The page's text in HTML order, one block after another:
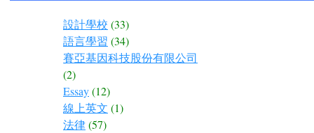
設計學校 (33)
語言學習 (34)
賽亞基因科技股份有限公司
(2)
Essay(12)
線上英文 (1)
法律(57)